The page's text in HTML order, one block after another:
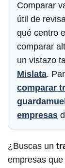
Comparar
útil de
qué centro
comparar
un vistazo
Mislata.
comparar
empresas
¿Buscas un
empresas